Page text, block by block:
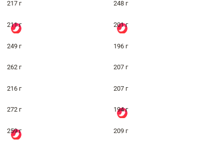
217 г 248 г
211 г 201 г
249 г 196 г
262 г 207 г
216 г 207 г
272 г 194 г
259 г 209 г